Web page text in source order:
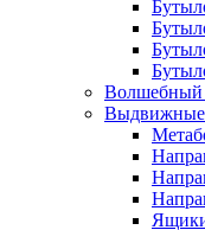
Волшебный
Выдвижные